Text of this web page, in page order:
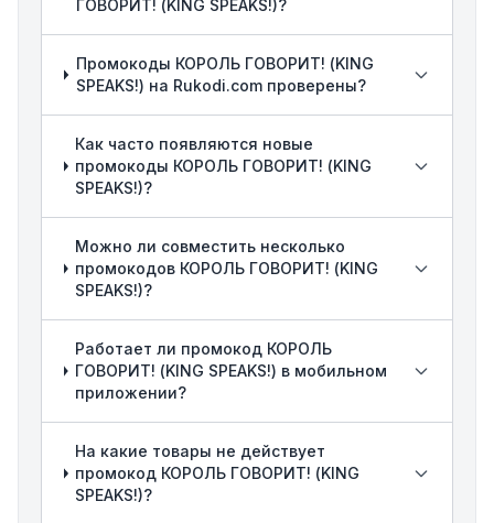
ГОВОРИТ! (KING SPEAKS!)?
Промокоды КОРОЛЬ ГОВОРИТ! (KING
SPEAKS!) на Rukodi.com проверены?
Как часто появляются новые
промокоды КОРОЛЬ ГОВОРИТ! (KING
SPEAKS!)?
Можно ли совместить несколько
промокодов КОРОЛЬ ГОВОРИТ! (KING
SPEAKS!)?
Работает ли промокод КОРОЛЬ
ГОВОРИТ! (KING SPEAKS!) в мобильном
приложении?
На какие товары не действует
промокод КОРОЛЬ ГОВОРИТ! (KING
SPEAKS!)?